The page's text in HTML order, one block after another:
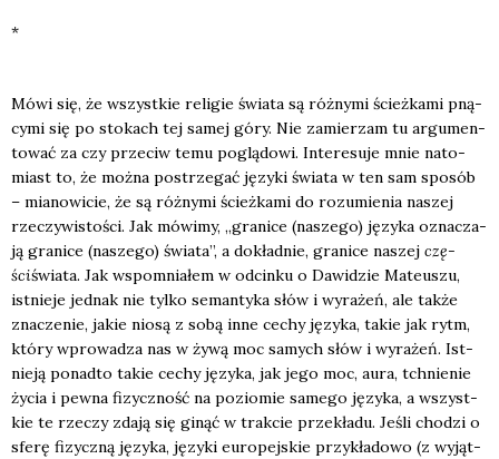
*
Mówi się, że wszyst­kie reli­gie świa­ta są róż­ny­mi ścież­ka­mi pną­
cy­mi się po sto­kach tej samej góry. Nie zamie­rzam tu argu­men­
to­wać za czy prze­ciw temu poglą­do­wi. Inte­re­su­je mnie nato­
miast to, że moż­na postrze­gać języ­ki świa­ta w ten sam spo­sób
– mia­no­wi­cie, że są róż­ny­mi ścież­ka­mi do rozu­mie­nia naszej
rze­czy­wi­sto­ści. Jak mówi­my, „gra­ni­ce (nasze­go) języ­ka ozna­cza­
ją gra­ni­ce (nasze­go) świa­ta”, a dokład­nie, gra­ni­ce naszej czę­
ściświa­ta. Jak wspo­mnia­łem w odcin­ku o Dawi­dzie Mate­uszu,
ist­nie­je jed­nak nie tyl­ko seman­ty­ka słów i wyra­żeń, ale tak­że
zna­cze­nie, jakie nio­są z sobą inne cechy języ­ka, takie jak rytm,
któ­ry wpro­wa­dza nas w żywą moc samych słów i wyra­żeń. Ist­
nie­ją ponad­to takie cechy języ­ka, jak jego moc, aura, tchnie­nie
życia i pew­na fizycz­ność na pozio­mie same­go języ­ka, a wszyst­
kie te rze­czy zda­ją się ginąć w trak­cie prze­kła­du. Jeśli cho­dzi o
sfe­rę fizycz­ną języ­ka, języ­ki euro­pej­skie przy­kła­do­wo (z wyjąt­